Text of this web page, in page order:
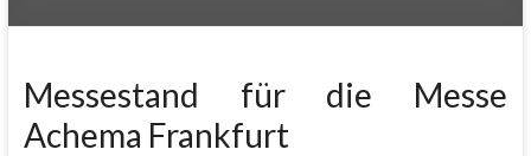
Messestand für die Messe
Achema Frankfurt